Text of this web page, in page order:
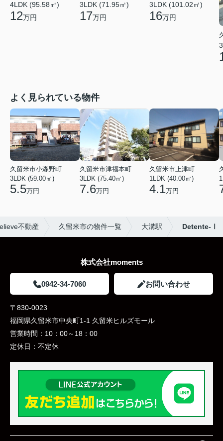
4LDK (95.58㎡)
12万円
3LDK (71.95㎡)
17万円
3LDK (101.02㎡)
16万円
よく見られている物件
久留米市小森野町
3LDK (59.00㎡)
5.5万円
久留米市津福本町
3LDK (75.40㎡)
7.6万円
久留米市上津町
1LDK (40.00㎡)
4.1万円
不動産 久留米市の物件一覧 大溝駅 Detente-Ⅰ
株式会社moments
0942-34-7060 お問い合わせ
〒830-0023
福岡県久留米市中央町1-1 久留米ヒルズモール
営業時間： 10：00～18：00
定休日： 不定休